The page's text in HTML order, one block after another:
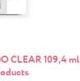
CLEAR 109,4 ml